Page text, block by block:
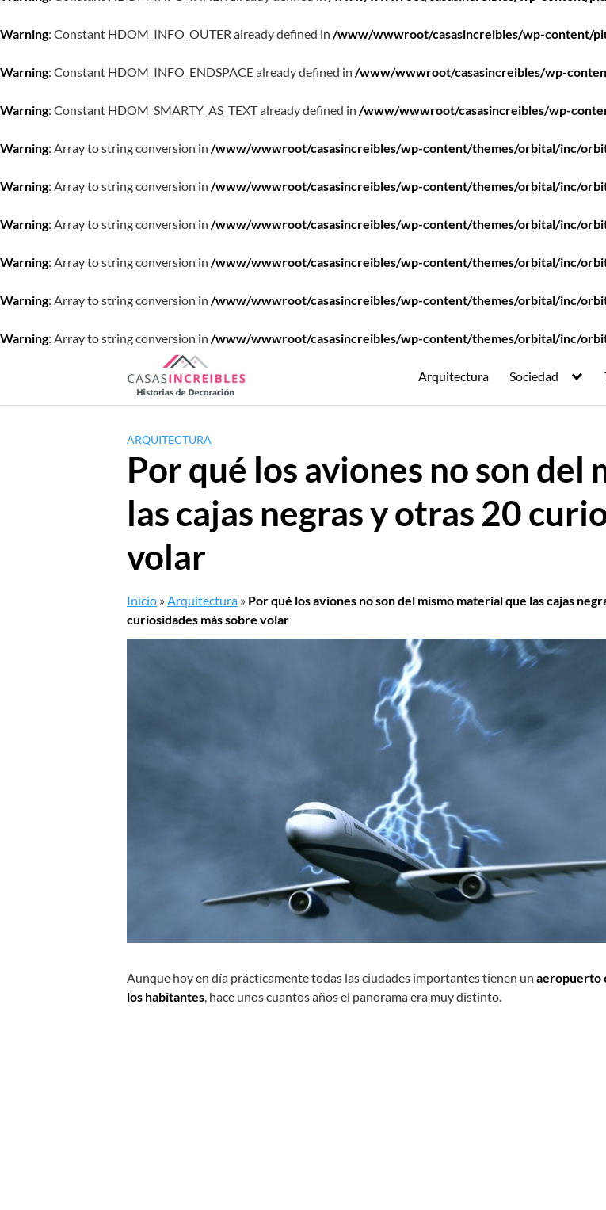
Warning: Constant HDOM_INFO_OUTER already defined in /www/wwwroot/casasincreibles/wp-content/
Warning: Constant HDOM_INFO_ENDSPACE already defined in /www/wwwroot/casasincreibles/wp-
Warning: Constant HDOM_SMARTY_AS_TEXT already defined in /www/wwwroot/casasincreibles/wp-
Warning: Array to string conversion in /www/wwwroot/casasincreibles/wp-content/themes/orbital/inc/
Warning: Array to string conversion in /www/wwwroot/casasincreibles/wp-content/themes/orbital/inc/
Warning: Array to string conversion in /www/wwwroot/casasincreibles/wp-content/themes/orbital/inc/
Warning: Array to string conversion in /www/wwwroot/casasincreibles/wp-content/themes/orbital/inc/
Warning: Array to string conversion in /www/wwwroot/casasincreibles/wp-content/themes/orbital/inc/
Warning: Array to string conversion in /www/wwwroot/casasincreibles/wp-content/themes/orbital/inc/
Arquitectura Sociedad
ARQUITECTURA
Por qué los aviones no son
las cajas negras y otras 20
volar
Inicio »Arquitectura » Por qué los aviones no son del mismo material que las cajas
curiosidades más sobre volar
Aunque hoy en día prácticamente todas las ciudades importantes tienen un aeropuerto
los habitantes, hace unos cuantos años el panorama era muy distinto.